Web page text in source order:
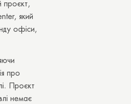
проєкт,
який
офіси,
про
Проєкт
немає